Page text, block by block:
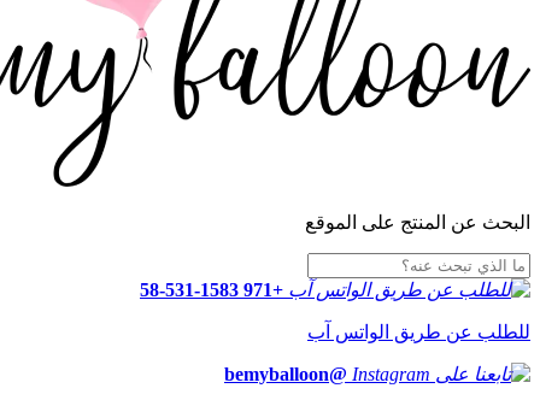
البحث عن المنتج على الموقع
+971 58-531-1583
للطلب عن طريق الواتس آب
@bemyballoon